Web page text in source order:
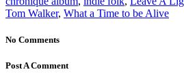
Tom Walker, What a Time to be Alive
No Comments
Post A Comment